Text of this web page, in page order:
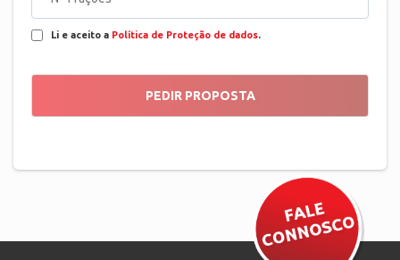
Li e aceito a Política de Proteção de dados.